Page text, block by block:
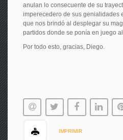
anulan lo consecuente de su
imperecedero de sus genialidades
que nos brindó al desplegar su
partidos donde se ponía en juego
Por todo esto, gracias, Diego.
IMPRIMIR